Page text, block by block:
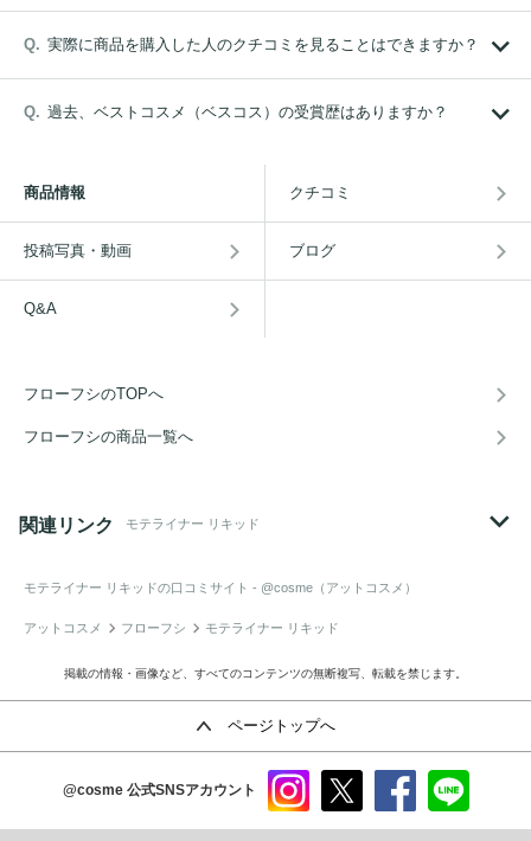
実際に商品を購入した人のクチコミを見ることはできますか？
過去、ベストコスメ（ベスコス）の受賞歴はありますか？
商品情報 クチコミ
投稿写真・動画 ブログ
Q&A
フローフシのTOPへ
フローフシの商品一覧へ
関連リンク モテライナー リキッド
モテライナー リキッドの口コミサイト - @cosme（アットコスメ）
アットコスメ フローフシ モテライナー リキッド
掲載の情報・画像など、すべてのコンテンツの無断複写、転載を禁じます。
ページトップへ
@cosme 公式SNSアカウント